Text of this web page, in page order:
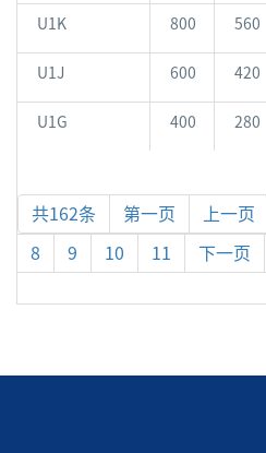
U1K 800 560
U1J 600 420
U1G 400 280
共162条 第一页 上一页
8 9 10 11 下一页